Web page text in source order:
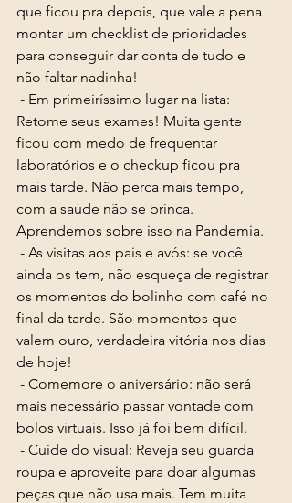
que ficou pra depois, que vale a pena
montar um checklist de prioridades
para conseguir dar conta de tudo e
não faltar nadinha!
Retome seus exames! Muita gente
ficou com medo de frequentar
laboratórios e o checkup ficou pra
mais tarde. Não perca mais tempo,
com a saúde não se brinca.
Aprendemos sobre isso na Pandemia.
ainda os tem, não esqueça de registrar
os momentos do bolinho com café no
final da tarde. São momentos que
valem ouro, verdadeira vitória nos dias
de hoje!
mais necessário passar vontade com
bolos virtuais. Isso já foi bem difícil.
roupa e aproveite para doar algumas
peças que não usa mais. Tem muita